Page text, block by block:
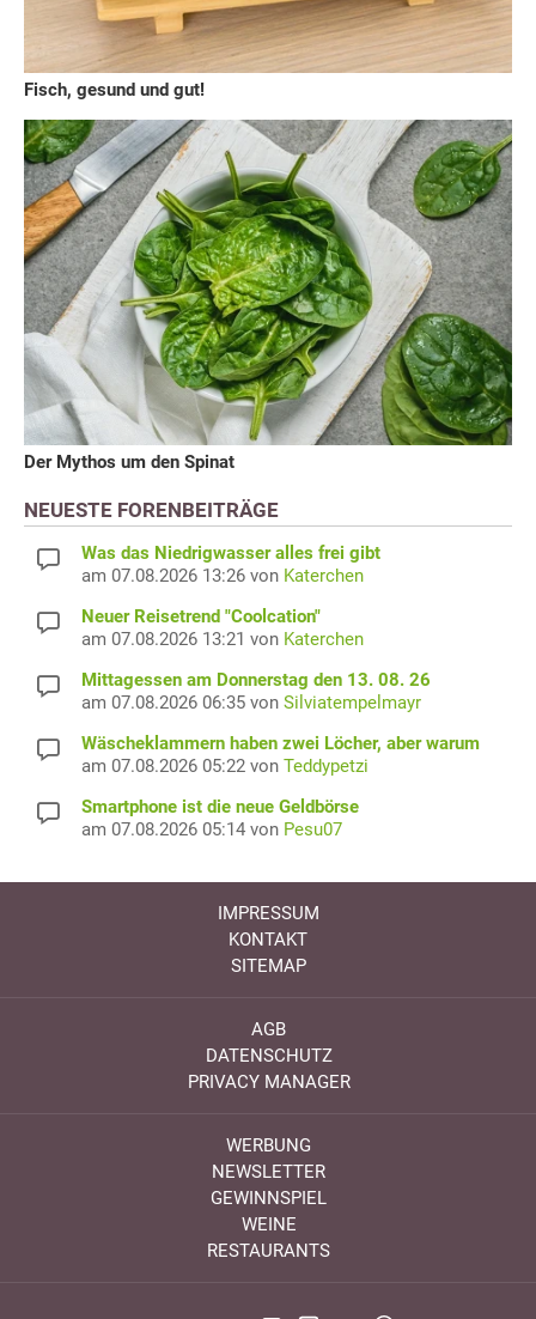
Fisch, gesund und gut!
Der Mythos um den Spinat
NEUESTE FORENBEITRÄGE
Was das Niedrigwasser alles frei gibt
am 07.08.2026 13:26 von Katerchen
Neuer Reisetrend "Coolcation"
am 07.08.2026 13:21 von Katerchen
Mittagessen am Donnerstag den 13. 08. 26
am 07.08.2026 06:35 von Silviatempelmayr
Wäscheklammern haben zwei Löcher, aber warum
am 07.08.2026 05:22 von Teddypetzi
Smartphone ist die neue Geldbörse
am 07.08.2026 05:14 von Pesu07
IMPRESSUM
KONTAKT
SITEMAP
AGB
DATENSCHUTZ
PRIVACY MANAGER
WERBUNG
NEWSLETTER
GEWINNSPIEL
WEINE
RESTAURANTS